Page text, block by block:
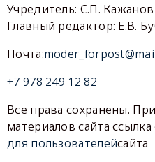
Учредитель: С.П. Кажанов
Главный редактор: Е.В.
Почта:
+7 978 249 12 82
Все права сохранены.
материалов сайта ссылка
для пользователейсайта